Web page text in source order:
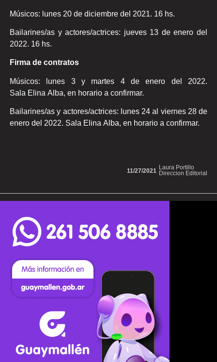
Músicos: lunes 20 de diciembre del 2021. 16 hs.
Bailarines/as y actores/actrices: jueves 13 de enero del
2022. 16 hs.
Firma de contratos
Músicos: lunes 3 y martes 4 de enero del 2022.
Sala Elina Alba, en horario a confirmar.
Bailarines/as y actores/actrices: lunes 24 al viernes 28 de
enero del 2022. Sala Elina Alba, en horario a confirmar.
Laura Portillo
Direccion Editorial
11/27/2021